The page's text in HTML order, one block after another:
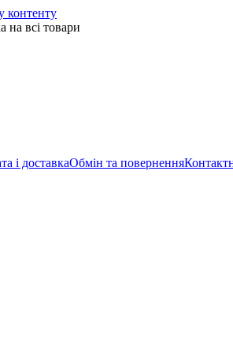
контенту
на всі товари
і доставкаОбмін та повернення